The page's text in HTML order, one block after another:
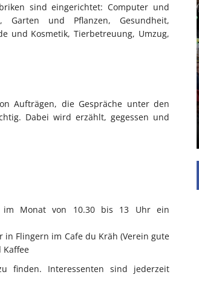
sind eingerichtet: Computer und
Garten und Pflanzen, Gesundheit,
und Kosmetik, Tierbetreuung, Umzug,
Aufträgen, die Gespräche unter den
Dabei wird erzählt, gegessen und
Monat von 10.30 bis 13 Uhr ein
Flingern im Cafe du Kräh (Verein gute
Kaffee
finden. Interessenten sind jederzeit
INDUSTRIELLER CHIC: WIE
KUNSTSTOFFFENSTER DEN
LOFT-STIL IN IHREM
diesen Stil sind große Räume, schlicht gehalten
mit rustikalen Elementen und großen